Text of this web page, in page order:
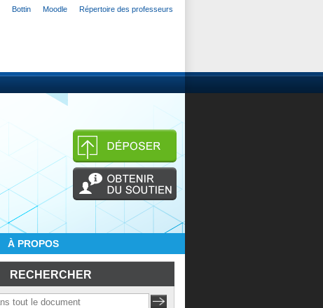
Bottin Moodle Répertoire des professeurs
À PROPOS
RECHERCHER